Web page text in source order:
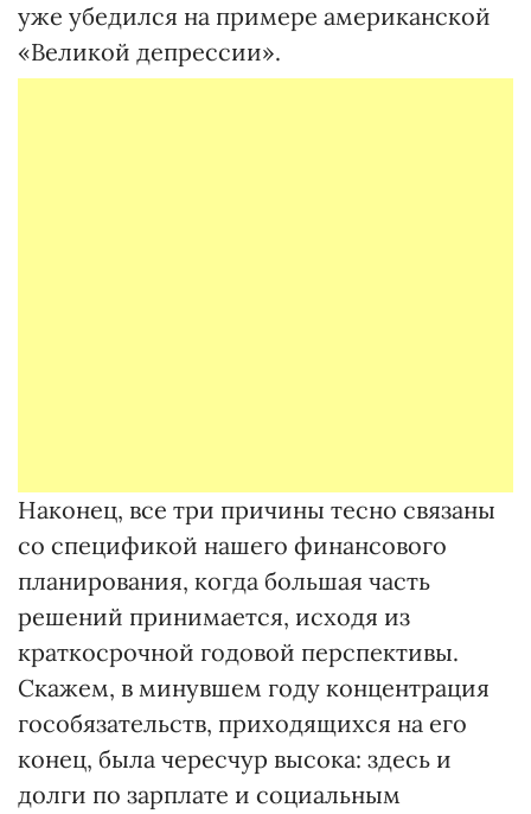
уже убедился на примере американской
«Великой депрессии».
Наконец, все три причины тесно связаны
со спецификой нашего финансового
планирования, когда большая часть
решений принимается, исходя из
краткосрочной годовой перспективы.
Скажем, в минувшем году концентрация
гособязательств, приходящихся на его
конец, была чересчур высока: здесь и
долги по зарплате и социальным